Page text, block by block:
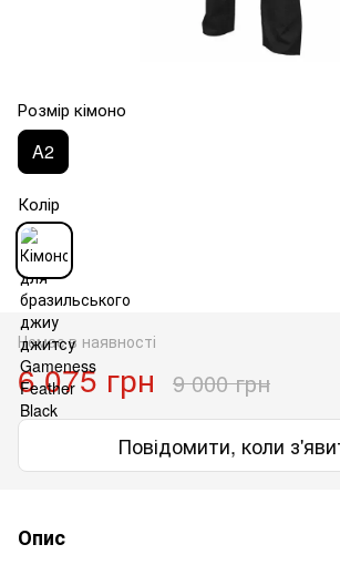
Розмір кімоно
A2
Колір
Немає в наявності
6 075 грн 9 000 грн
Повідомити, коли
Опис